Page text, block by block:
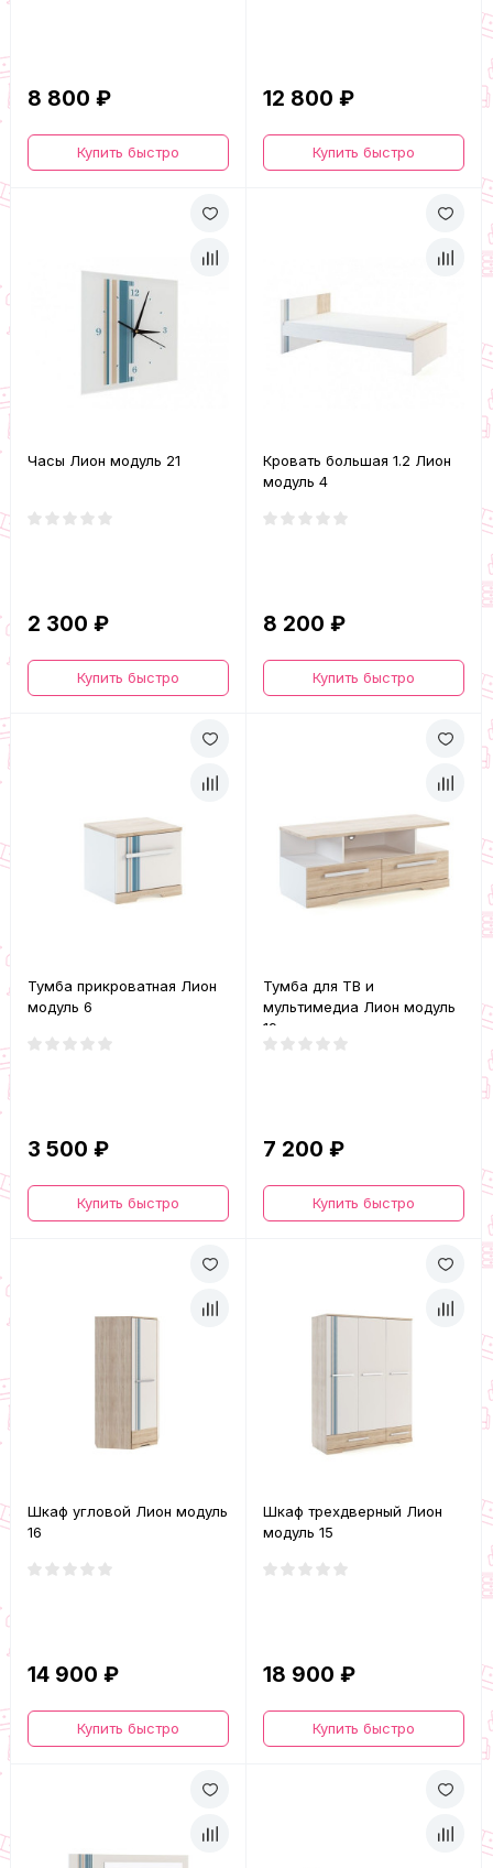
8 800 ₽
Купить быстро
12 800 ₽
Купить быстро
Часы Лион модуль 21
2 300 ₽
Купить быстро
Кровать большая 1.2 Лион
модуль 4
8 200 ₽
Купить быстро
Тумба прикроватная Лион
модуль 6
3 500 ₽
Купить быстро
Тумба для ТВ и
мультимедиа Лион модуль
19
7 200 ₽
Купить быстро
Шкаф угловой Лион модуль
16
14 900 ₽
Купить быстро
Шкаф трехдверный Лион
модуль 15
18 900 ₽
Купить быстро